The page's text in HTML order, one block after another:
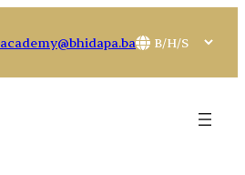
academy@bhidapa.ba
Choose